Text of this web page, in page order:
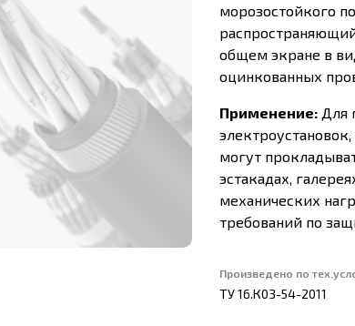
морозостойкого
общем экране в
оцинкованных
Применение: Для
могут
эстакадах,
механических
требований по
Произведено по
ТУ 16.К03-54-2011